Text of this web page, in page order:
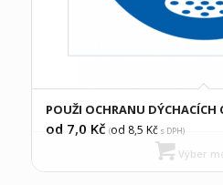
POUŽI OCHRANU DÝCHACÍCH
od 7,0 Kč (od 8,5 Kčs DPH)
Výber